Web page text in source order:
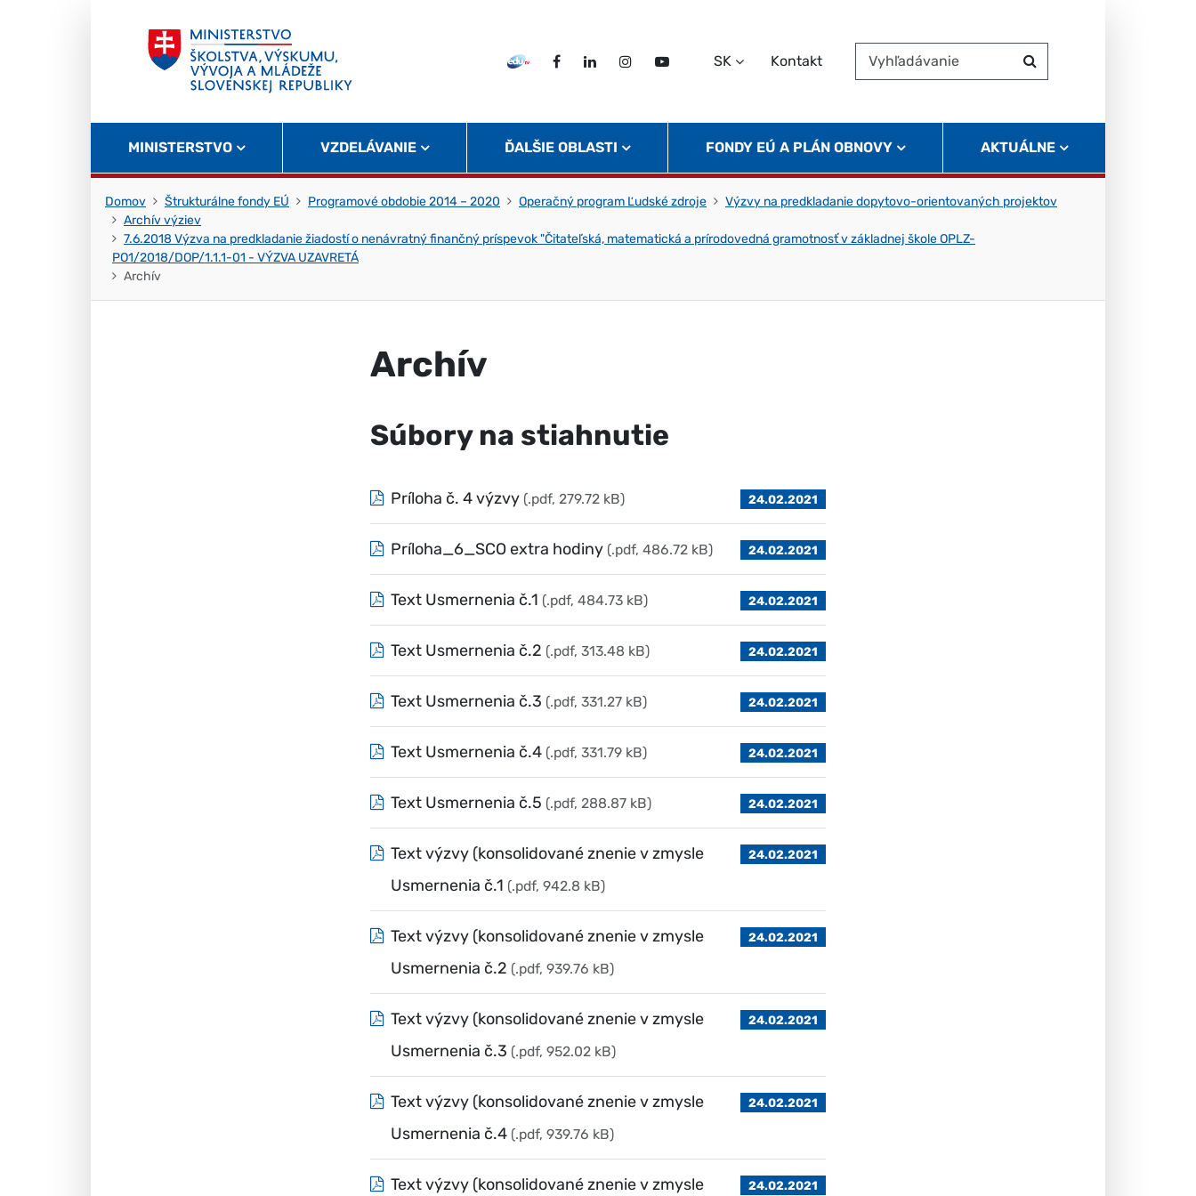
EDU TVFacebookLinkedInInstagram
Twitter
SK Kontakt
Vyhľadávanie
Hľadať
MINISTERSTVO VZDELÁVANIE ĎALŠIE OBLASTI FONDY EÚ A PLÁN OBNOVY AKTUÁLNE
Domov Štrukturálne fondy EÚ Programové obdobie 2014 – 2020 Operačný program Ľudské zdroje
Výzvy na predkladanie dopytovo-orientovaných projektov
Archív výziev
7.6.2018 Výzva na predkladanie žiadostí o nenávratný finančný príspevok "Čitateľská, matematická a prírodovedná gramotnosť v základnej škole OPLZ-
PO1/2018/DOP/1.1.1-01 - VÝZVA UZAVRETÁ
Archív
Archív
Súbory na stiahnutie
Príloha č. 4 výzvy (.pdf, 279.72 kB) 24.02.2021
Príloha_6_SCO extra hodiny (.pdf, 486.72 kB) 24.02.2021
Text Usmernenia č.1 (.pdf, 484.73 kB) 24.02.2021
Text Usmernenia č.2 (.pdf, 313.48 kB) 24.02.2021
Text Usmernenia č.3 (.pdf, 331.27 kB) 24.02.2021
Text Usmernenia č.4 (.pdf, 331.79 kB) 24.02.2021
Text Usmernenia č.5 (.pdf, 288.87 kB) 24.02.2021
Text výzvy (konsolidované znenie v zmysle
Usmernenia č.1 (.pdf, 942.8 kB)
24.02.2021
Text výzvy (konsolidované znenie v zmysle
Usmernenia č.2 (.pdf, 939.76 kB)
24.02.2021
Text výzvy (konsolidované znenie v zmysle
Usmernenia č.3 (.pdf, 952.02 kB)
24.02.2021
Text výzvy (konsolidované znenie v zmysle
Usmernenia č.4 (.pdf, 939.76 kB)
24.02.2021
Text výzvy (konsolidované znenie v zmysle 24.02.2021